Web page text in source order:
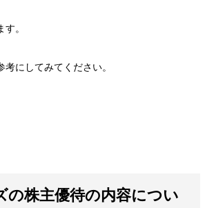
。
にしてみてください。
の株主優待の内容につい